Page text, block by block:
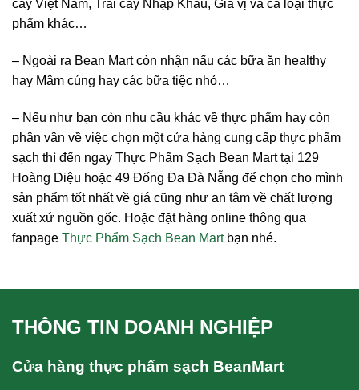
cây Việt Nam, Trái cây Nhập Khẩu, Gia vị và cá loại thực
phẩm khác…
– Ngoài ra Bean Mart còn nhận nấu các bữa ăn healthy
hay Mâm cúng hay các bữa tiệc nhỏ…
– Nếu như bạn còn nhu cầu khác về thực phẩm hay còn
phân vân về việc chọn một cửa hàng cung cấp thực phẩm
sạch thì đến ngay Thực Phẩm Sạch Bean Mart tại 129
Hoàng Diệu hoặc 49 Đống Đa Đà Nẵng để chọn cho mình
sản phẩm tốt nhất về giá cũng như an tâm về chất lượng
xuất xứ nguồn gốc. Hoặc đặt hàng online thông qua
fanpage Thực Phẩm Sạch Bean Martbạn nhé.
THÔNG TIN DOANH NGHIỆP
Cửa hàng thực phẩm sạch BeanMart